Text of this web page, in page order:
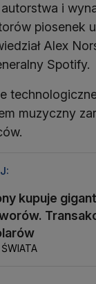
i
piosenek
Alex
Spotify.
muzyczny
kupuje